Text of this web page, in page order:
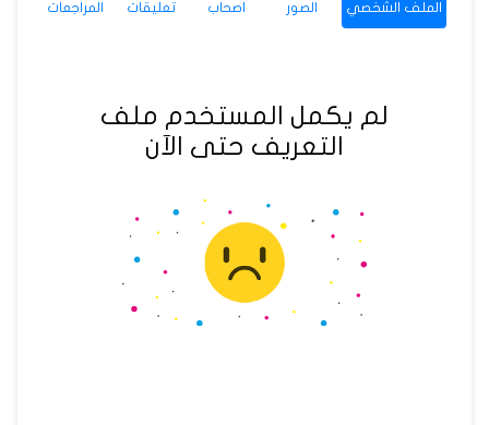
الملف الشخصي الصور اصحاب تعليقات المراجعات
لم يكمل المستخدم ملف
التعريف حتى الآن